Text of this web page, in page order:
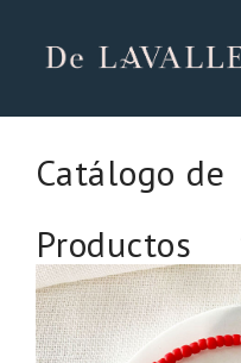
Catálogo de
Productos